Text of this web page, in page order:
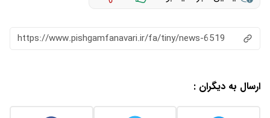
https://www.pishgamfanavari.ir/fa/tiny/news-6519
ارسال به دیگران :